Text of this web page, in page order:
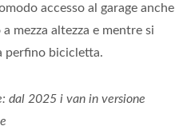
accesso al garage anche
mezza altezza e mentre si
perfino bicicletta.
dal 2025 i van in versione